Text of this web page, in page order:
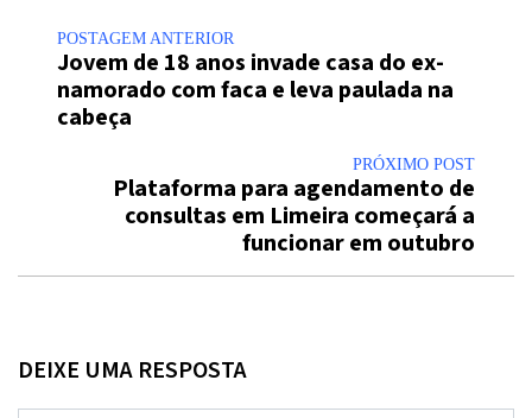
POSTAGEM ANTERIOR
Jovem de 18 anos invade casa do ex-
namorado com faca e leva paulada na
cabeça
PRÓXIMO POST
Plataforma para agendamento de
consultas em Limeira começará a
funcionar em outubro
DEIXE UMA RESPOSTA